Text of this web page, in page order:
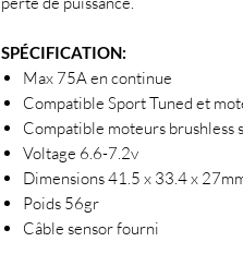
SPÉCIFICATION:
Max 75A en continue
Compatible Sport Tuned et
Compatible moteurs brushless
Voltage 6.6-7.2v
Dimensions 41.5 x 33.4 x
Poids 56gr
Câble sensor fourni